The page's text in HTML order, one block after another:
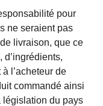
pour
ne seraient pas
livraison, que ce
d’ingrédients,
l’acheteur de
commandé ainsi
législation du pays